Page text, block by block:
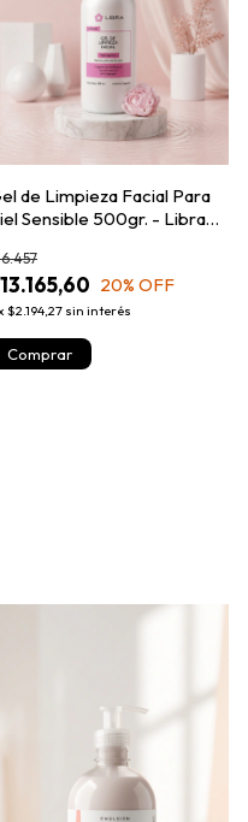
de Limpieza Facial Para
Sensible 500gr. - Libra
20% OFF
$2.194,27 sin interés